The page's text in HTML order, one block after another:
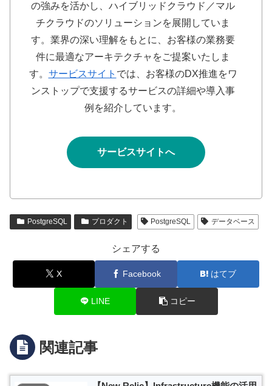
の強みを活かし、ハイブリッドクラウド／マル
チクラウドのソリューションを展開していま
す。業界の深い理解をもとに、お客様の業務要
件に最適なアーキテクチャをご提案いたしま
す。 サービスサイト では、お客様のDX推進をワ
ンストップで支援するサービスの詳細や導入事
例を紹介しています。
サービスサイトへ
PostgreSQL プロダクト PostgreSQL データベース
シェアする
X Facebook はてブ
LINE コピー
関連記事